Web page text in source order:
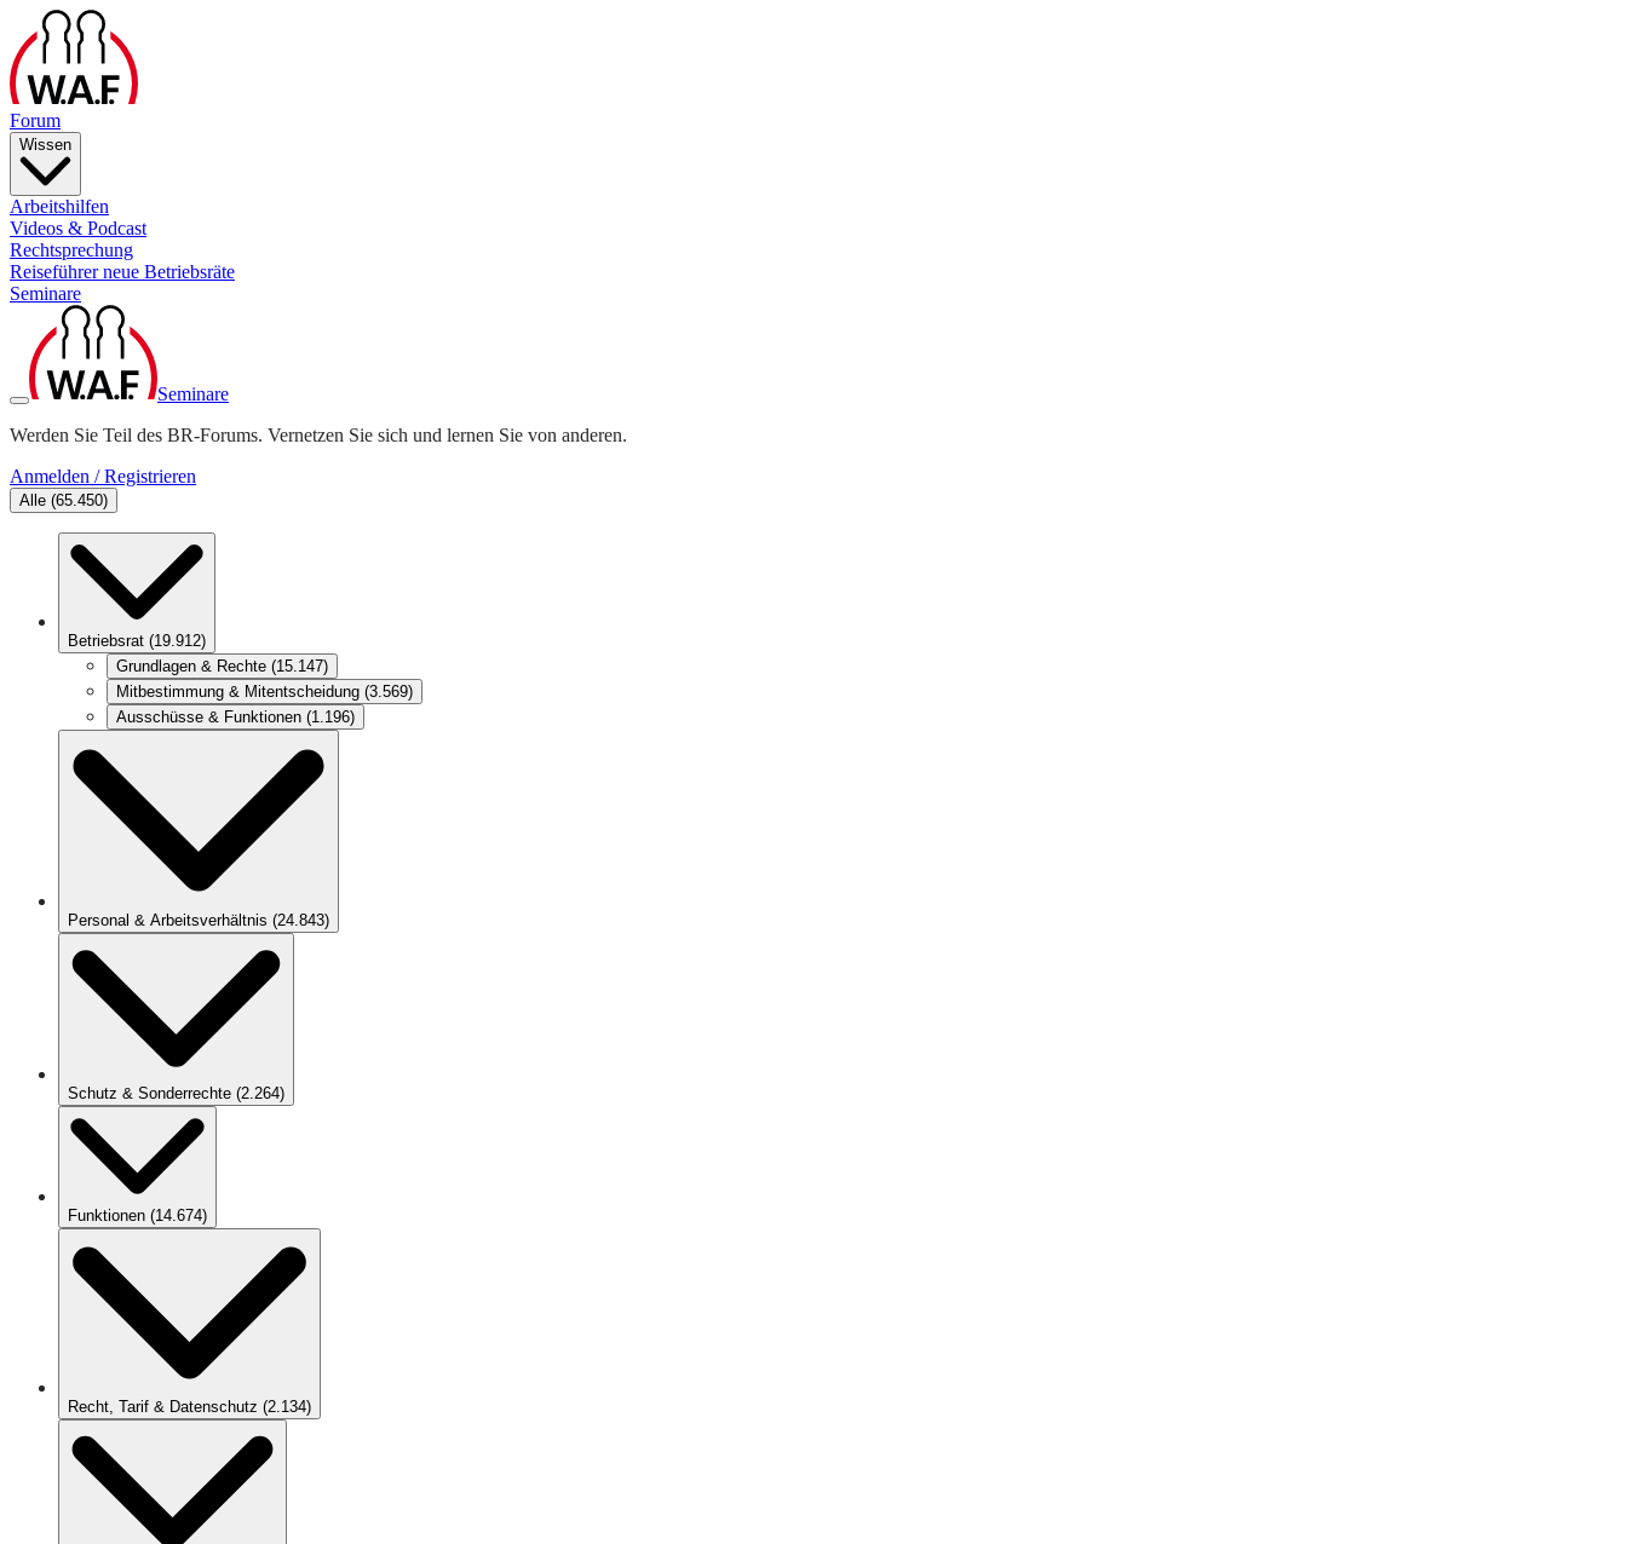
Forum
Wissen
Arbeitshilfen
Videos & Podcast
Rechtsprechung
Reiseführer neue Betriebsräte
Seminare
Seminare
Werden Sie Teil des BR-Forums. Vernetzen Sie sich und lernen Sie von anderen.
Anmelden / Registrieren
Alle (65.450)
Betriebsrat (19.912)
Grundlagen & Rechte (15.147)
Mitbestimmung & Mitentscheidung (3.569)
Ausschüsse & Funktionen (1.196)
Personal & Arbeitsverhältnis (24.843)
Schutz & Sonderrechte (2.264)
Funktionen (14.674)
Recht, Tarif & Datenschutz (2.134)